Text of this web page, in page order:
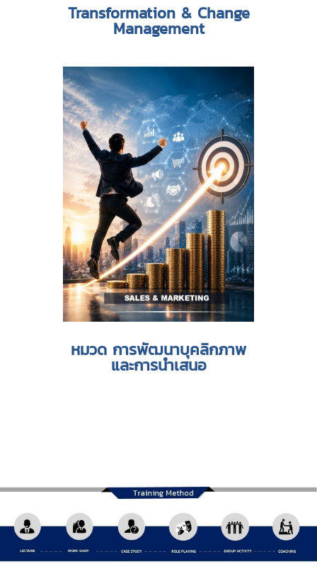
Transformation & Change
Management
หมวด การพัฒนาบุคลิกภาพ
และการนำเสนอ